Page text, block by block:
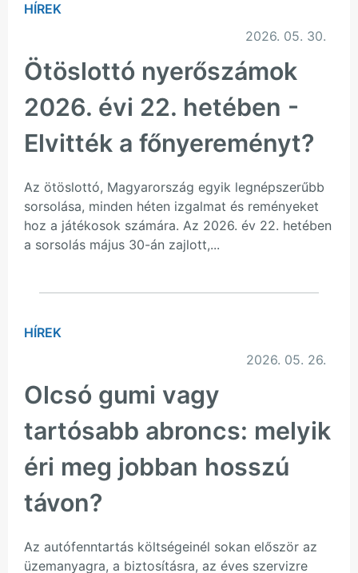
HÍREK
2026. 05. 30.
Ötöslottó nyerőszámok
2026. évi 22. hetében -
Elvitték a főnyereményt?
Az ötöslottó, Magyarország egyik legnépszerűbb
sorsolása, minden héten izgalmat és reményeket
hoz a játékosok számára. Az 2026. év 22. hetében
a sorsolás május 30-án zajlott,...
HÍREK
2026. 05. 26.
Olcsó gumi vagy
tartósabb abroncs: melyik
éri meg jobban hosszú
távon?
Az autófenntartás költségeinél sokan először az
üzemanyagra, a biztosításra, az éves szervizre